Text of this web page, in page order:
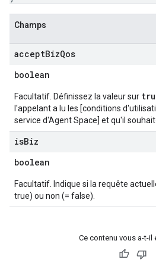
Champs
acceptBizQos
boolean
Facultatif. Définissez la valeur sur
l'appelant a lu les [conditions
service d'Agent Space] et qu'il
isBiz
boolean
Facultatif. Indique si la requête
true) ou non (= false).
Ce contenu vous a-t-il